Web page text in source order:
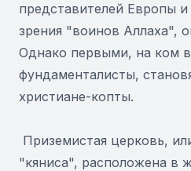
представителей Европы
зрения "воинов Аллаха",
Однако первыми, на ком
фундаменталисты,
христиане-копты.
Приземистая церковь,
"кяниса", расположена в